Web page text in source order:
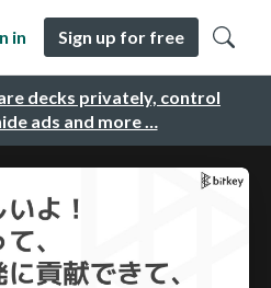
decks privately, control
ads and more …
in Sign up for free